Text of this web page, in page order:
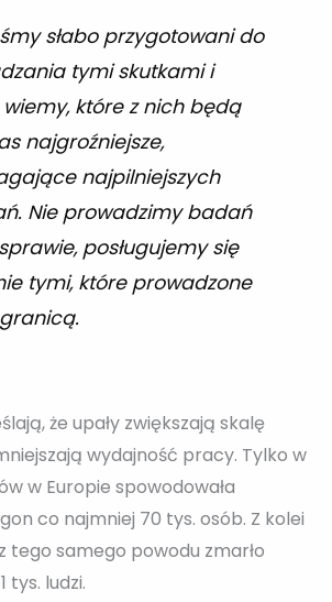
słabo przygotowani do
tymi skutkami i
wiemy, które z nich będą
najgroźniejsze,
najpilniejszych
Nie prowadzimy badań
posługujemy się
tymi, które prowadzone
że upały zwiększają skalę
wydajność pracy. Tylko w
w Europie spowodowała
co najmniej 70 tys. osób. Z kolei
tego samego powodu zmarło
tys. ludzi.